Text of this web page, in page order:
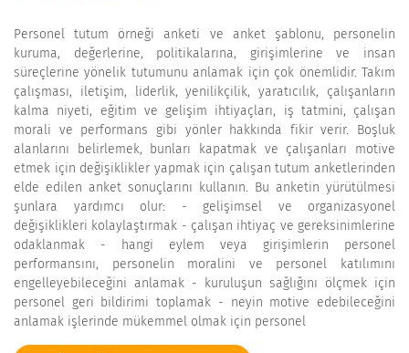
Personel tutum örneği anketi ve anket şablonu, personelin
kuruma, değerlerine, politikalarına, girişimlerine ve insan
süreçlerine yönelik tutumunu anlamak için çok önemlidir. Takım
çalışması, iletişim, liderlik, yenilikçilik, yaratıcılık, çalışanların
kalma niyeti, eğitim ve gelişim ihtiyaçları, iş tatmini, çalışan
morali ve performans gibi yönler hakkında fikir verir. Boşluk
alanlarını belirlemek, bunları kapatmak ve çalışanları motive
etmek için değişiklikler yapmak için çalışan tutum anketlerinden
elde edilen anket sonuçlarını kullanın. Bu anketin yürütülmesi
şunlara yardımcı olur: - gelişimsel ve organizasyonel
değişiklikleri kolaylaştırmak - çalışan ihtiyaç ve gereksinimlerine
odaklanmak - hangi eylem veya girişimlerin personel
performansını, personelin moralini ve personel katılımını
engelleyebileceğini anlamak - kuruluşun sağlığını ölçmek için
personel geri bildirimi toplamak - neyin motive edebileceğini
anlamak işlerinde mükemmel olmak için personel